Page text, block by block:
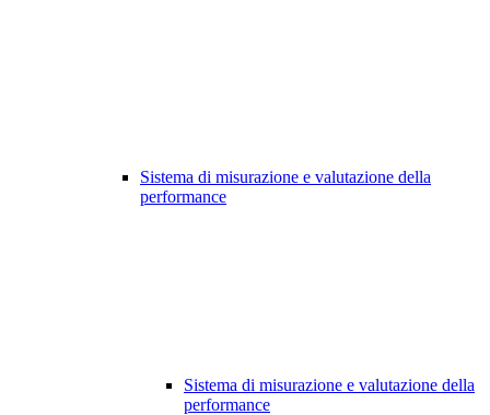
Sistema di misurazione e valutazione della
performance
Sistema di misurazione e valutazione della
performance